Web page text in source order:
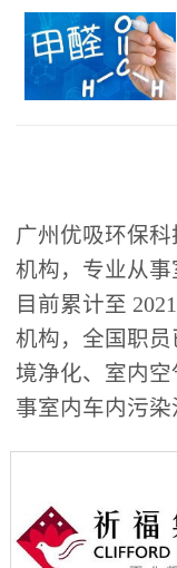
广州优吸环保
机构，专业从事
目前累计至
机构，全国职
境净化、室内
事室内车内污染